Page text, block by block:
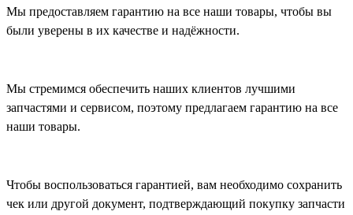
Мы предоставляем гарантию на все наши товары, чтобы вы
были уверены в их качестве и надёжности.
Мы стремимся обеспечить наших клиентов лучшими
запчастями и сервисом, поэтому предлагаем гарантию на все
наши товары.
Чтобы воспользоваться гарантией, вам необходимо сохранить
чек или другой документ, подтверждающий покупку запчасти